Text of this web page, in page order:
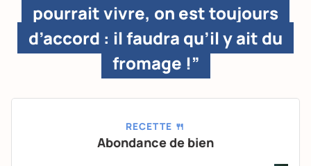
pourrait vivre, on est toujours
d’accord : il faudra qu’il y ait du
fromage !”
RECETTE 🍴
Abondance de bien